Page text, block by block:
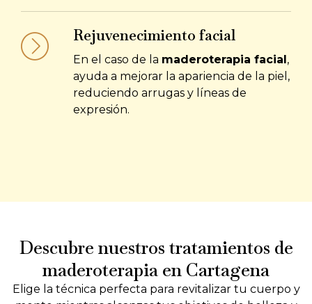
Rejuvenecimiento facial
En el caso de la maderoterapia facial ,
ayuda a mejorar la apariencia de la piel,
reduciendo arrugas y líneas de
expresión.
Descubre nuestros tratamientos de
maderoterapia en Cartagena
Elige la técnica perfecta para revitalizar tu cuerpo y